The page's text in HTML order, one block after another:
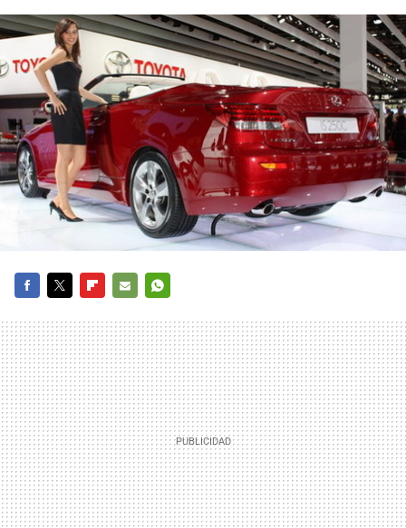
MAIL